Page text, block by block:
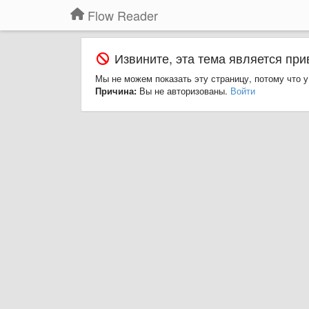
Flow Reader
Извините, эта тема является
Мы не можем показать эту страницу, потому что
Причина: Вы не авторизованы. Войти